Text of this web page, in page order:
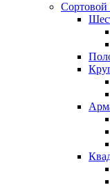
Сортовой